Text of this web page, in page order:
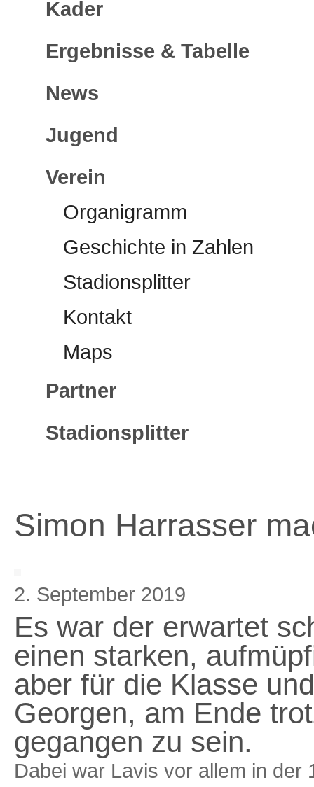
Kader
Ergebnisse & Tabelle
News
Jugend
Verein
Organigramm
Geschichte in Zahlen
Stadionsplitter
Kontakt
Maps
Partner
Stadionsplitter
Simon Harrasser
2. September 2019
Es war der erwartet
einen starken,
aber für die Klasse
Georgen, am Ende
gegangen zu sein.
Dabei war Lavis vor allem in